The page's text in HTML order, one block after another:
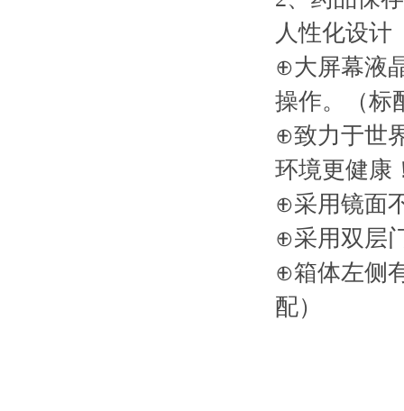
人性化设计
⊕大屏幕液
操作。（标
⊕致力于世
环境更健康
⊕采用镜面
⊕采用双层
⊕箱体左侧
配）